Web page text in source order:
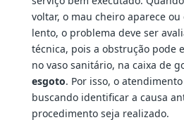
voltar, o mau cheiro aparece ou
lento, o problema deve ser
técnica, pois a obstrução pode
no vaso sanitário, na caixa de
esgoto. Por isso, o
buscando identificar a causa
procedimento seja realizado.